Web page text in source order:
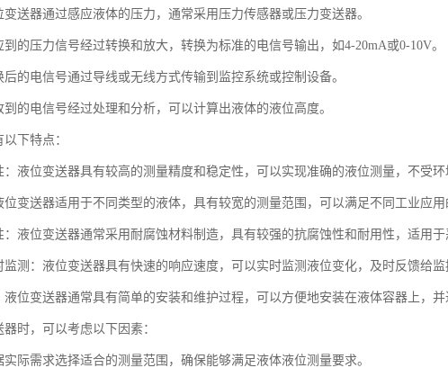
送器通过感应液体的压力，通常采用压力传感器或压力变送器。
的压力信号经过转换和放大，转换为标准的电信号输出，如4-20mA或0-10V。
的电信号通过导线或无线方式传输到监控系统或控制设备。
的电信号经过处理和分析，可以计算出液体的液位高度。
下特点：
：液位变送器具有较高的测量精度和稳定性，可以实现准确的液位测量，不受环
位变送器适用于不同类型的液体，具有较宽的测量范围，可以满足不同工业应用
液位变送器通常采用耐腐蚀材料制造，具有较强的抗腐蚀性和耐用性，适用于
测：液位变送器具有快速的响应速度，可以实时监测液位变化，及时反馈给监
液位变送器通常具有简单的安装和维护过程，可以方便地安装在液体容器上，并
时，可以考虑以下因素：
际需求选择适合的测量范围，确保能够满足液体液位测量要求。